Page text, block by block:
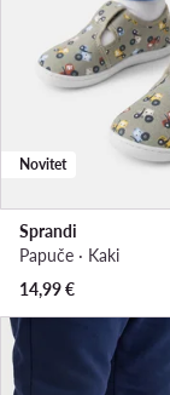
Novitet
Sprandi
Papuče · Kaki
14,99€